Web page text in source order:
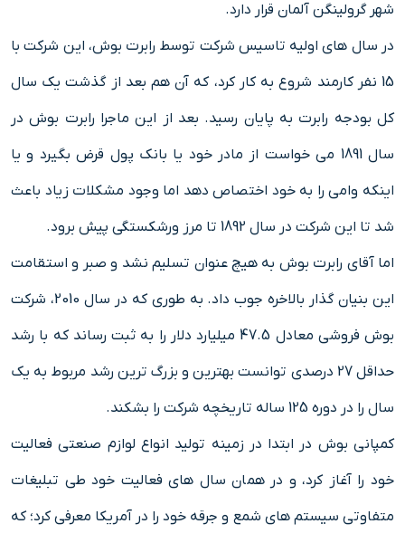
شهر گرولینگن آلمان قرار دارد.
در سال های اولیه تاسیس شرکت توسط رابرت بوش، این شرکت با
15 نفر کارمند شروع به کار کرد، که آن هم بعد از گذشت یک سال
کل بودجه رابرت به پایان رسید. بعد از این ماجرا رابرت بوش در
سال 1891 می خواست از مادر خود یا بانک پول قرض بگیرد و یا
اینکه وامی را به خود اختصاص دهد اما وجود مشکلات زیاد باعث
شد تا این شرکت در سال 1892 تا مرز ورشکستگی پیش برود.
اما آقای رابرت بوش به هیچ عنوان تسلیم نشد و صبر و استقامت
این بنیان گذار بالاخره جوب داد. به طوری که در سال 2010، شرکت
بوش فروشی معادل 47.5 میلیارد دلار را به ثبت رساند که با رشد
حداقل 27 درصدی توانست بهترین و بزرگ ترین رشد مربوط به یک
سال را در دوره 125 ساله تاریخچه شرکت را بشکند.
کمپانی بوش در ابتدا در زمینه تولید انواع لوازم صنعتی فعالیت
خود را آغاز کرد، و در همان سال های فعالیت خود طی تبلیغات
متفاوتی سیستم‌ های شمع و جرقه خود را در آمریکا معرفی کرد؛ که